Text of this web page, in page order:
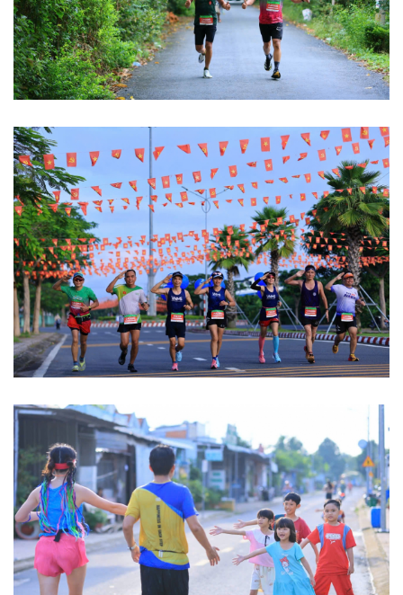
Thể thao
Bóng đá
Lịch thi đấu bóng đá
eSports
Hậu trường
Ô tô - Xe máy
Ô tô
Xe máy